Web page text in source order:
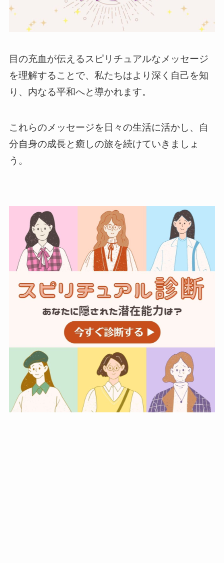
目の充血が伝えるスピリチュアルなメッセージ
を理解することで、私たちはより深く自己を知
り、内なる平和へと導かれます。
これらのメッセージを日々の生活に活かし、自
分自身の成長と癒しの旅を続けていきましょ
う。